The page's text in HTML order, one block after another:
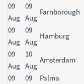
09
Aug
09
Aug
Farnborough
09
Aug
09
Aug
Hamburg
09
Aug
10
Aug
Amsterdam
09
09
Palma